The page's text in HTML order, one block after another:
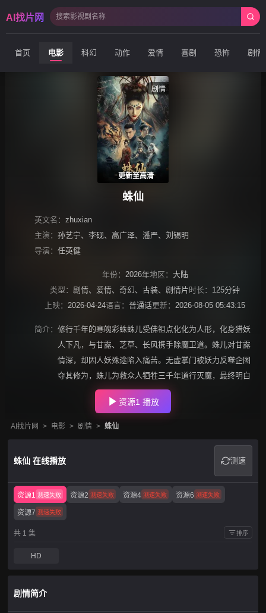
AI找片网
首页 电影 科幻 动作 爱情 喜剧 恐怖 剧情
剧情
更新至高清
蛛仙
英文名： zhuxian
主演： 孙艺宁、 李砚、 高广泽、 潘严、 刘锡明
导演： 任英健
年份： 2026年地区： 大陆
类型： 剧情、 爱情、 奇幻、 古装、 剧情片 时长： 125分钟
上映： 2026-04-24语言： 普通话更新： 2026-08-05 05:43:15
简介： 修行千年的寒魄彩蛛蛛儿受佛祖点化化为人形，化身猎妖
人下凡，与甘露、芝草、长风携手除魔卫道。蛛儿对甘露
情深，却因人妖殊途陷入痛苦。无虚掌门被妖力反噬企图
夺其修为，蛛儿为救众人牺牲三千年道行灭魔，最终明白
资源1 播放
AI找片网 > 电影 > 剧情 > 蛛仙
蛛仙 在线播放 测速
资源1 测速失败 资源2 测速失败 资源4 测速失败 资源6 测速失败
资源7 测速失败
共 1 集 排序
HD
剧情简介